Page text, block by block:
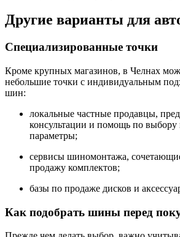
Другие варианты для
Специализированные точки
Кроме крупных магазинов, в Челнах
небольшие точки с индивидуальным
шин:
локальные частные продавцы,
консультации и помощь по
параметры;
сервисы шиномонтажа,
продажу комплектов;
базы по продаже дисков и
Как подобрать шины перед